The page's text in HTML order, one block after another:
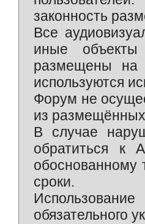
законность
Все
иные объекты
размещены на
используются
Форум не
из
В случае
обратиться к
сроки.
обязательного